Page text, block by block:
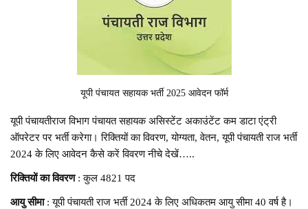
यूपी पंचायत सहायक भर्ती 2025 आवेदन फॉर्म
यूपी पंचायतीराज विभाग पंचायत सहायक असिस्टेंट अकाउंटेंट कम डाटा एंट्री
ऑपरेटर पर भर्ती करेगा। रिक्तियों का विवरण, योग्यता, वेतन, यूपी पंचायती राज भर्ती
2024 के लिए आवेदन कैसे करें विवरण नीचे देखें…..
रिक्तियों का विवरण: कुल 4821 पद
आयु सीमा: यूपी पंचायती राज भर्ती 2024 के लिए अधिकतम आयु सीमा 40 वर्ष है।